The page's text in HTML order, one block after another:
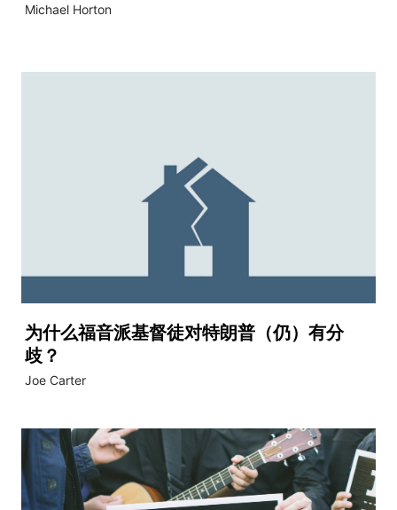
Michael Horton
为什么福音派基督徒对特朗普（仍）有分
歧？
Joe Carter